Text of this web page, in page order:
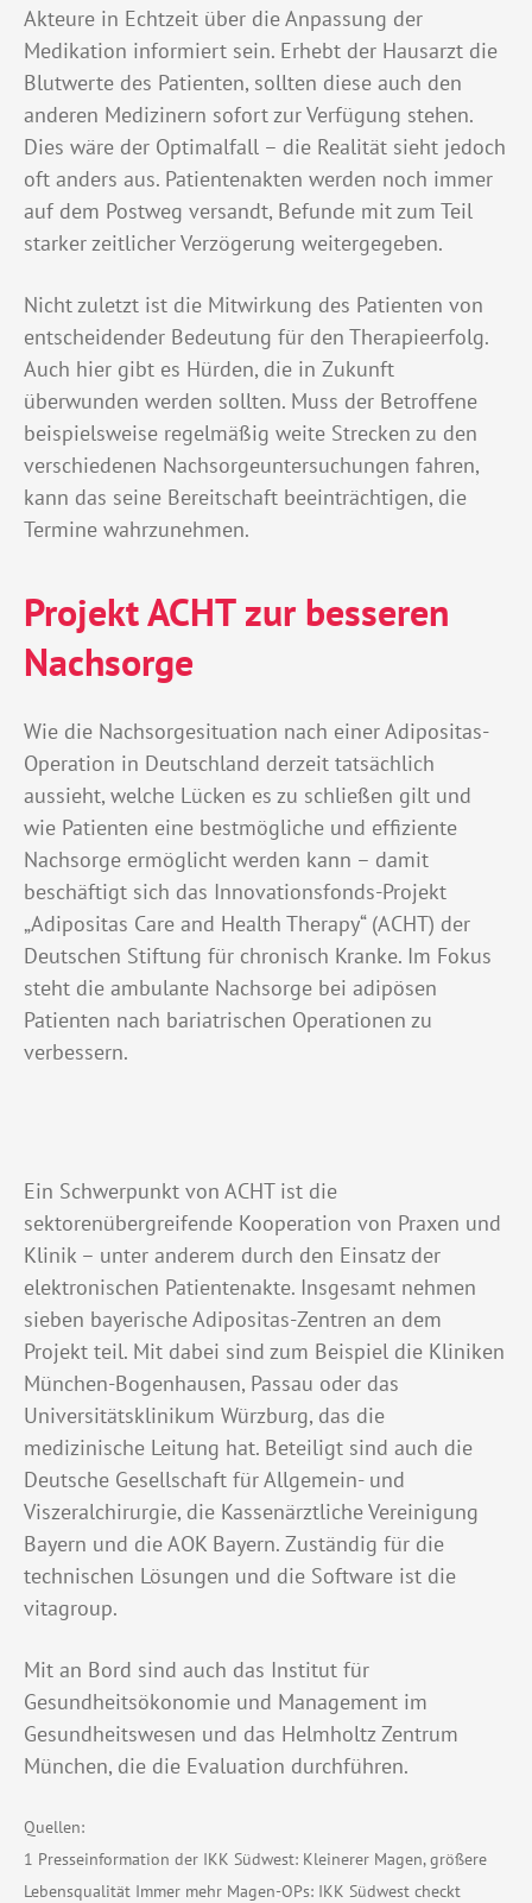
Akteure in Echtzeit über die Anpassung der
Medikation informiert sein. Erhebt der Hausarzt die
Blutwerte des Patienten, sollten diese auch den
anderen Medizinern sofort zur Verfügung stehen.
Dies wäre der Optimalfall – die Realität sieht jedoch
oft anders aus. Patientenakten werden noch immer
auf dem Postweg versandt, Befunde mit zum Teil
starker zeitlicher Verzögerung weitergegeben.
Nicht zuletzt ist die Mitwirkung des Patienten von
entscheidender Bedeutung für den Therapieerfolg.
Auch hier gibt es Hürden, die in Zukunft
überwunden werden sollten. Muss der Betroffene
beispielsweise regelmäßig weite Strecken zu den
verschiedenen Nachsorgeuntersuchungen fahren,
kann das seine Bereitschaft beeinträchtigen, die
Termine wahrzunehmen.
Projekt ACHT zur besseren
Nachsorge
Wie die Nachsorgesituation nach einer Adipositas-
Operation in Deutschland derzeit tatsächlich
aussieht, welche Lücken es zu schließen gilt und
wie Patienten eine bestmögliche und effiziente
Nachsorge ermöglicht werden kann – damit
beschäftigt sich das Innovationsfonds-Projekt
„Adipositas Care and Health Therapy“ (ACHT) der
Deutschen Stiftung für chronisch Kranke. Im Fokus
steht die ambulante Nachsorge bei adipösen
Patienten nach bariatrischen Operationen zu
verbessern.
Ein Schwerpunkt von ACHT ist die
sektorenübergreifende Kooperation von Praxen und
Klinik – unter anderem durch den Einsatz der
elektronischen Patientenakte. Insgesamt nehmen
sieben bayerische Adipositas-Zentren an dem
Projekt teil. Mit dabei sind zum Beispiel die Kliniken
München-Bogenhausen, Passau oder das
Universitätsklinikum Würzburg, das die
medizinische Leitung hat. Beteiligt sind auch die
Deutsche Gesellschaft für Allgemein- und
Viszeralchirurgie, die Kassenärztliche Vereinigung
Bayern und die AOK Bayern. Zuständig für die
technischen Lösungen und die Software ist die
vitagroup.
Mit an Bord sind auch das Institut für
Gesundheitsökonomie und Management im
Gesundheitswesen und das Helmholtz Zentrum
München, die die Evaluation durchführen.
Quellen:
1 Presseinformation der IKK Südwest: Kleinerer Magen, größere
Lebensqualität Immer mehr Magen-OPs: IKK Südwest checkt